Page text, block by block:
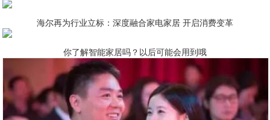
海尔再为行业立标：深度融合家电家居 开启消费变革
你了解智能家居吗？以后可能会用到哦